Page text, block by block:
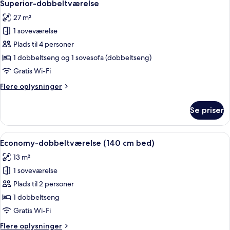
alle
billeder
af
Superior-
dobbeltværelse
Superior-dobbeltværelse
27 m²
1 soveværelse
Plads til 4 personer
1 dobbeltseng og 1 sovesofa (dobbeltseng)
Gratis Wi-Fi
Flere oplysninger
Flere
dobbeltværelse
Se priser
Indlæs
alle
billeder
af
Economy-
dobbeltværelse
(140
Et soveværelse med seng, skrivebord
23
Economy-dobbeltværelse (140 cm bed)
13 m²
1 soveværelse
Plads til 2 personer
1 dobbeltseng
Gratis Wi-Fi
Flere oplysninger
Flere